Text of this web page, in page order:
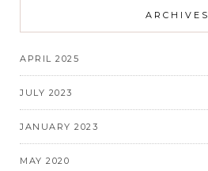
ARCHIVES
APRIL 2025
JULY 2023
JANUARY 2023
MAY 2020